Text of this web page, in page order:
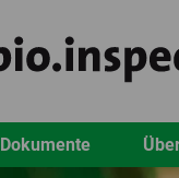
Dokumente